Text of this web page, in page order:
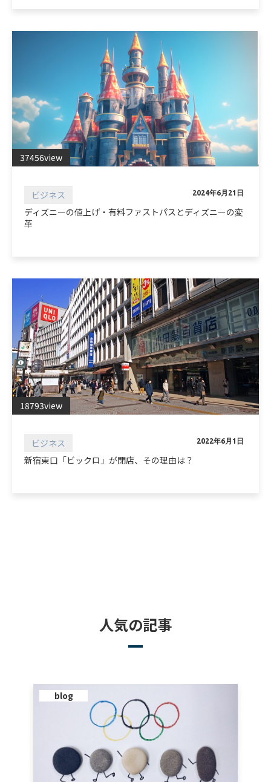
37456view
ビジネス 2024年6月21日
ディズニーの値上げ・有料ファストパスとディズニーの変
革
18793view
ビジネス 2022年6月1日
新宿東口「ビックロ」が閉店、その理由は？
人気の記事
blog